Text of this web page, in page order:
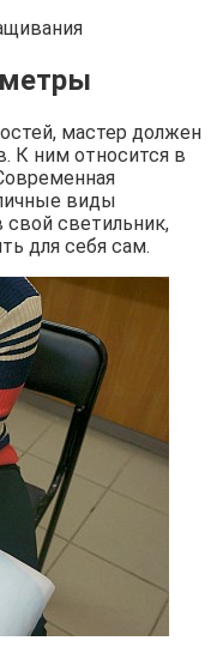
мастер должен
К ним относится в
виды
светильник,
для себя сам.